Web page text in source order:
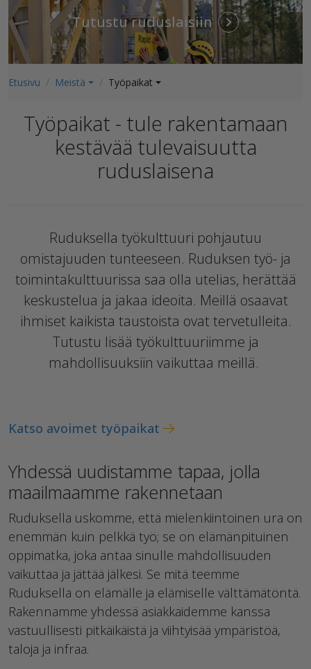
Tutustu ruduslaisiin
Etusivu Meistä Työpaikat
Työpaikat - tule rakentamaan
kestävää tulevaisuutta
ruduslaisena
Ruduksella työkulttuuri pohjautuu
omistajuuden tunteeseen. Ruduksen työ- ja
toimintakulttuurissa saa olla utelias, herättää
keskustelua ja jakaa ideoita. Meillä osaavat
ihmiset kaikista taustoista ovat tervetulleita.
Tutustu lisää työkulttuuriimme ja
mahdollisuuksiin vaikuttaa meillä.
Katso avoimet työpaikat
Yhdessä uudistamme tapaa, jolla
maailmaamme rakennetaan
Ruduksella uskomme, että mielenkiintoinen ura on
enemmän kuin pelkkä työ; se on elämänpituinen
oppimatka, joka antaa sinulle mahdollisuuden
vaikuttaa ja jättää jälkesi. Se mitä teemme
Ruduksella on elämälle ja elämiselle välttämätöntä.
Rakennamme yhdessä asiakkaidemme kanssa
vastuullisesti pitkäikäistä ja viihtyisää ympäristöä,
taloja ja infraa.